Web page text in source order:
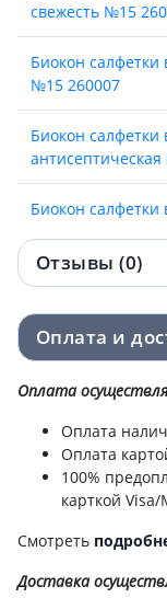
свежесть №15
Биокон
№15 260007
Биокон
Биокон салфетки
Биокон
Доктор Биокон
Доктор Биокон
рук пантенол и
Биокон дб гель
Биокон
Отзывы (0)
Оплата и
Оплата
Оплата
Оплата
100%
карткой
Смотреть
Доставка